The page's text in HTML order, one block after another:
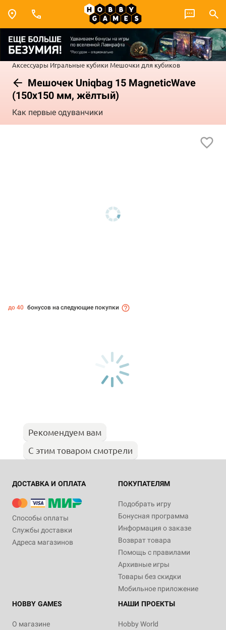
Аксессуары Игральные кубики Мешочки для кубиков
Мешочек Uniqbag 15 MagneticWave
(150х150 мм, жёлтый)
Как первые одуванчики
до 40 бонусов на следующие покупки
Рекомендуем вам
С этим товаром смотрели
ДОСТАВКА И ОПЛАТА
Способы оплаты
Службы доставки
Адреса магазинов
ПОКУПАТЕЛЯМ
Подобрать игру
Бонусная программа
Информация о заказе
Возврат товара
Помощь с правилами
Архивные игры
Товары без скидки
Мобильное приложение
HOBBY GAMES
О магазине
НАШИ ПРОЕКТЫ
Hobby World